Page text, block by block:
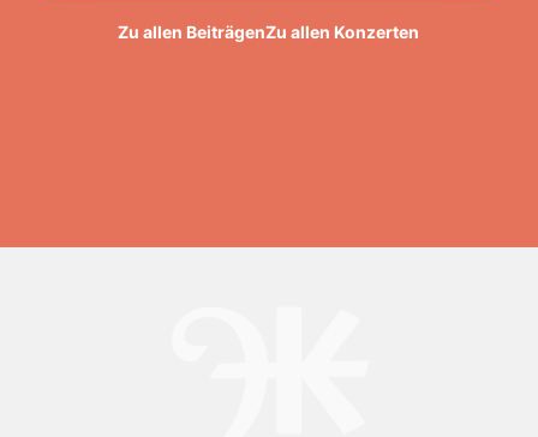
Zu allen BeiträgenZu allen Konzerten